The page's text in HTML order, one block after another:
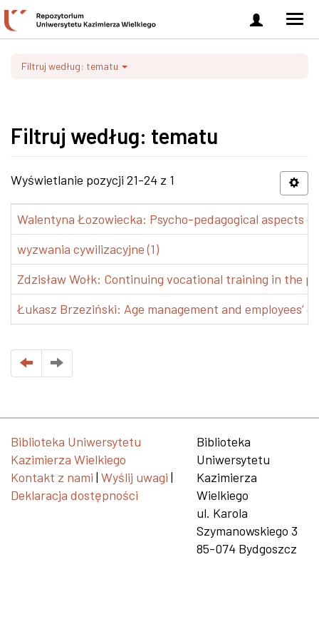
Zaloguj
się
Filtruj według: tematu
Filtruj według: tematu
Wyświetlanie pozycji 21-24 z 1
Walentyna Łozowiecka: Psycho-pedagogical aspects
wyzwania cywilizacyjne (1)
Zdzisław Wołk: Continuing vocational training in the
Łukasz Brzeziński: Age management and employees’
Biblioteka Uniwersytetu
Kazimierza Wielkiego
Kontakt z nami | Wyślij uwagi |
Deklaracja dostępności
Biblioteka
Uniwersytetu
Kazimierza
Wielkiego
ul. Karola
Szymanowskiego 3
85-074 Bydgoszcz